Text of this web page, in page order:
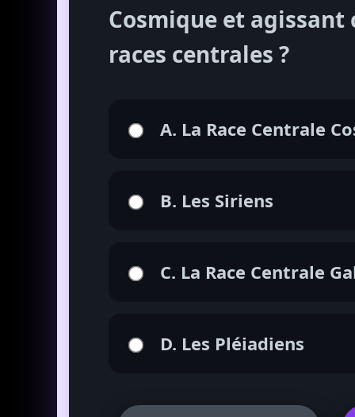
Cosmique et
races centrales ?
A. La Race Centrale
B. Les Siriens
C. La Race Centrale
D. Les Pléiadiens